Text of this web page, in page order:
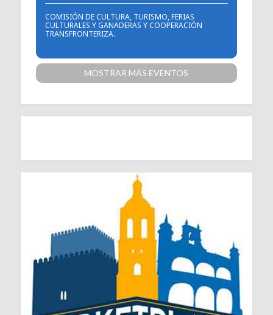
COMISIÓN DE CULTURA, TURISMO, FERIAS
CULTURALES Y GANADERAS Y COOPERACIÓN
TRANSFRONTERIZA.
MOSTRAR MÁS EVENTOS